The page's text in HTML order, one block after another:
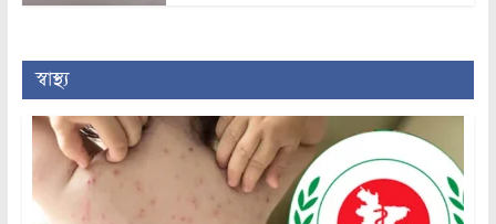
স্বাস্থ্য